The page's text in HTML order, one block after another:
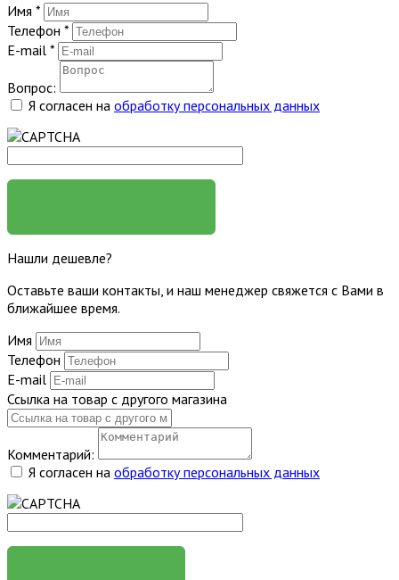
Имя *
Телефон *
E-mail *
Вопрос:
Я согласен на обработку персональных данных
Нашли дешевле?
Оставьте ваши контакты, и наш менеджер свяжется с Вами в
ближайшее время.
Имя
Телефон
E-mail
Ссылка на товар с другого магазина
Комментарий:
Я согласен на обработку персональных данных